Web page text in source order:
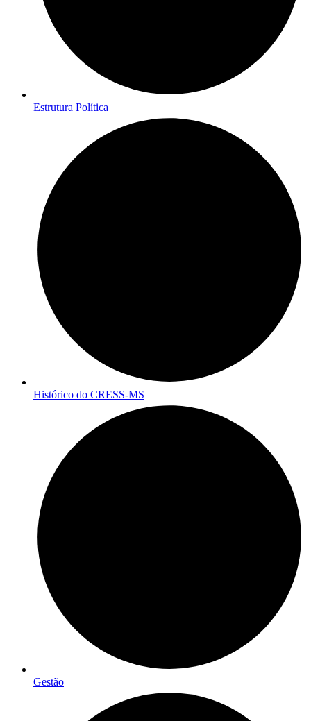
Estrutura Política
Histórico do CRESS-MS
Gestão